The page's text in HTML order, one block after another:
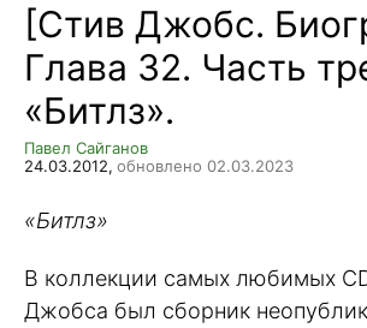
[Стив Джобс.
Глава 32. Часть
«Битлз».
Павел Сайганов
24.03.2012, обновлено 02.03.2023
«Битлз»
В коллекции самых любимых
Джобса был сборник